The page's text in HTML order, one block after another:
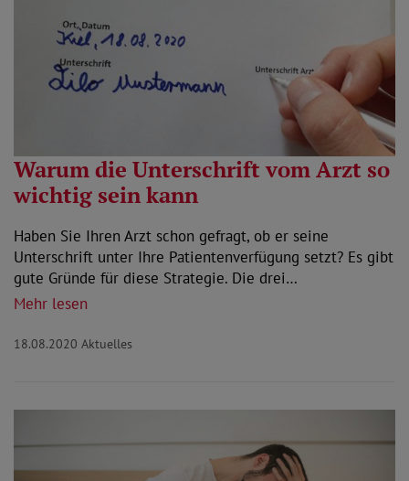
Warum die Unterschrift vom Arzt so
wichtig sein kann
Haben Sie Ihren Arzt schon gefragt, ob er seine
Unterschrift unter Ihre Patientenverfügung setzt? Es gibt
gute Gründe für diese Strategie. Die drei…
Mehr lesen
18.08.2020 Aktuelles